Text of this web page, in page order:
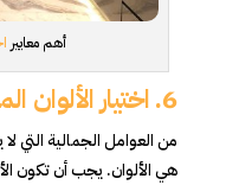
أهم معايير
6. اختيار الألوان
من العوامل الجمالية التي
هي الألوان. يجب أن تكون